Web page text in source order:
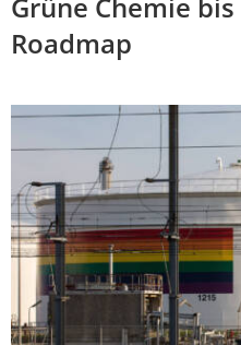
Roadmap